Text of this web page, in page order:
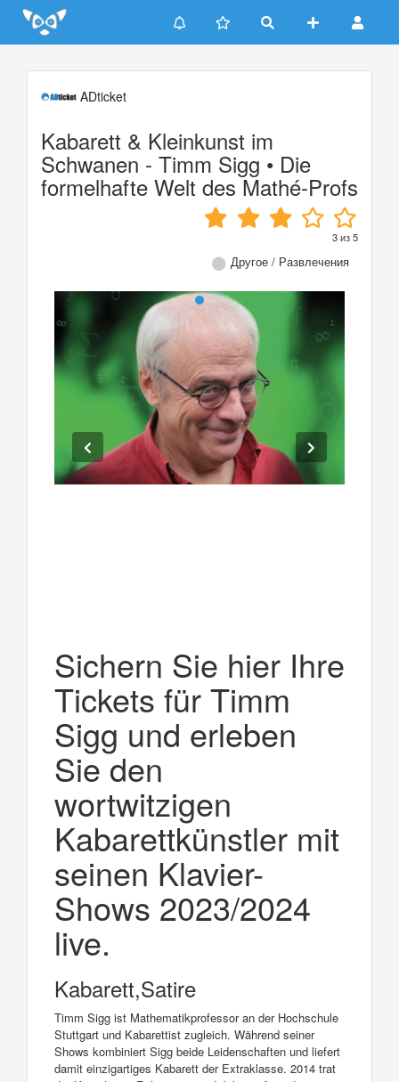
Update cookies preferences
ADticket
Kabarett & Kleinkunst im
Schwanen - Timm Sigg • Die
formelhafte Welt des Mathé-Profs
3из5
Другое / Развлечения
Sichern Sie hier Ihre
Tickets für Timm
Sigg und erleben
Sie den
wortwitzigen
Kabarettkünstler mit
seinen Klavier-
Shows 2023/2024
live.
Kabarett,Satire
Timm Sigg ist Mathematikprofessor an der Hochschule
Stuttgart und Kabarettist zugleich. Während seiner
Shows kombiniert Sigg beide Leidenschaften und liefert
damit einzigartiges Kabarett der Extraklasse. 2014 trat